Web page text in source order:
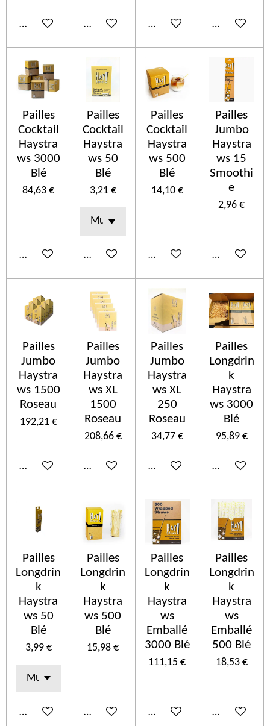
Ajouter au panierAjouter au panierAjouter au panierAjouter au
Pailles
Cocktail
Haystra
ws 3000
Blé
84,63 €
Ajouter au panier
Pailles
Cocktail
Haystra
ws 50
Blé
3,21 €
Ajouter au panier
Pailles
Cocktail
Haystra
ws 500
Blé
14,10 €
Ajouter au panier
Pailles
Jumbo
Haystra
ws 15
Smoothi
e
2,96 €
Ajouter au
Pailles
Jumbo
Haystra
ws 1500
Roseau
192,21 €
Ajouter au panier
Pailles
Jumbo
Haystra
ws XL
1500
Roseau
208,66 €
Ajouter au panier
Pailles
Jumbo
Haystra
ws XL
250
Roseau
34,77 €
Ajouter au panier
Pailles
Longdrin
k
Haystra
ws 3000
Blé
95,89 €
Ajouter au
Pailles
Longdrin
k
Haystra
ws 50
Blé
3,99 €
Ajouter au panier
Pailles
Longdrin
k
Haystra
ws 500
Blé
15,98 €
Ajouter au panier
Pailles
Longdrin
k
Haystra
ws
Emballé
3000 Blé
111,15 €
Ajouter au panier
Pailles
Longdrin
k
Haystra
ws
Emballé
500 Blé
18,53 €
Ajouter au